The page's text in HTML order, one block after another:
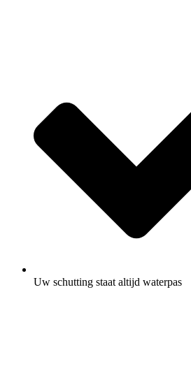
Uw schutting staat altijd waterpas